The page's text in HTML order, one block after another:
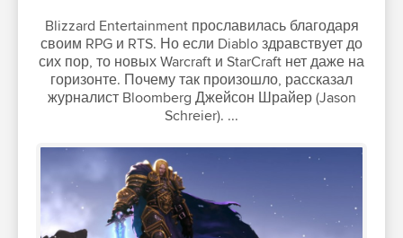
Blizzard Entertainment прославилась благодаря
своим RPG и RTS. Но если Diablo здравствует до
сих пор, то новых Warcraft и StarCraft нет даже на
горизонте. Почему так произошло, рассказал
журналист Bloomberg Джейсон Шрайер (Jason
Schreier). ...